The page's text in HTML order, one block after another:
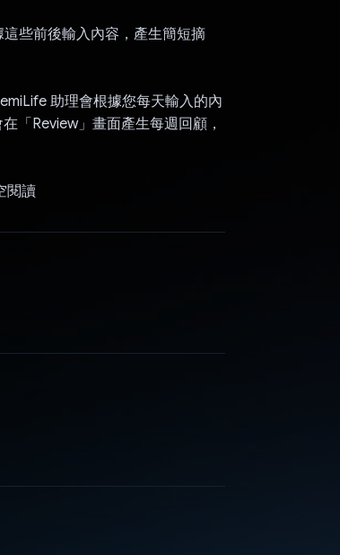
些前後輸入內容，產生簡短摘
助理會根據您每天輸入的內
「Review」畫面產生每週回顧，
閱讀